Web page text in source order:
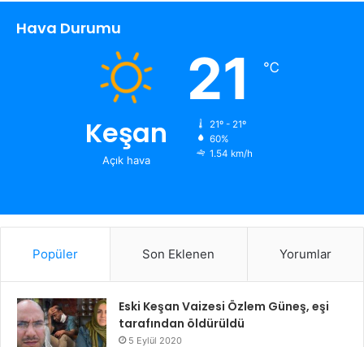
Hava Durumu
Keşan
Açık hava
21 ℃
21º - 21º
60%
1.54 km/h
Popüler Son Eklenen Yorumlar
Eski Keşan Vaizesi Özlem Güneş, eşi
tarafından öldürüldü
5 Eylül 2020